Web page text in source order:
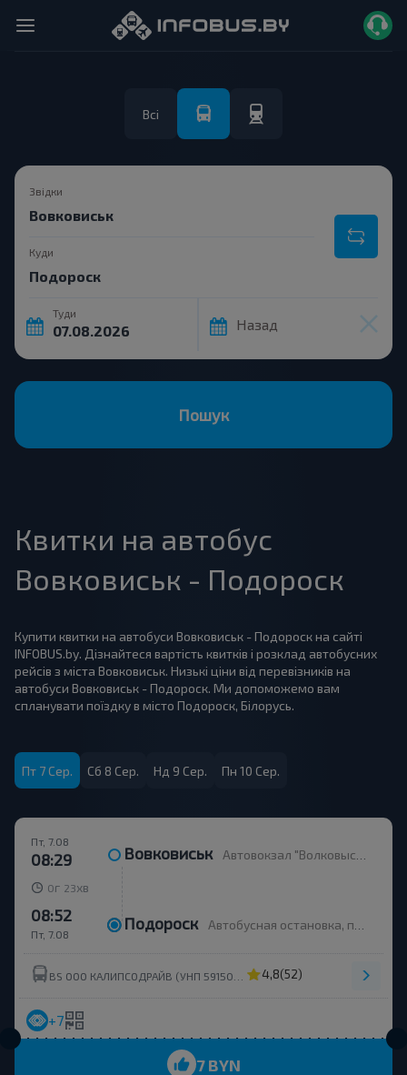
Всі
Звідки
Куди
Туди
Назад
Пошук
Квитки на автобус
Вовковиськ - Подороск
Купити квитки на автобуси Вовковиськ - Подороск на сайті
INFOBUS.by. Дізнайтеся вартість квитків і розклад автобусних
рейсів з міста Вовковиськ. Низькі ціни від перевізників на
автобуси Вовковиськ - Подороск. Ми допоможемо вам
спланувати поїздку в місто Подороск, Білорусь.
Пт 7 Сер. Сб 8 Сер. Нд 9 Сер. Пн 10 Сер.
Пт, 7.08
08:29 Вовковиськ Автовокзал "Волковыск", ул. Жолудева, платформа 3
0г 23 хв
Пт, 7.08
08:52 Подороск Автобусная остановка, платформа остановка
4,8(52)
+7
7 BYN